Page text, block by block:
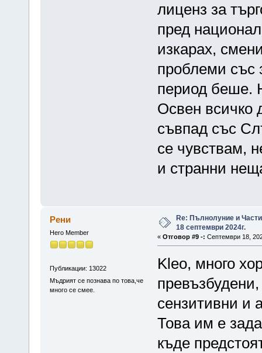
лиценз за
пред
изкарах,
проблеми със
период беше.
Освен всичко
съвпад със
се чувствам,
и странни
Рени
Hero Member
Публикации: 13022
Мъдрият се познава по това,че
много се смее.
Re: Пълнолуние и
18 септември 2024г.
« Отговор #9 -: Септември 18,
Kleo, много
сензитивни и
Това им е
къде